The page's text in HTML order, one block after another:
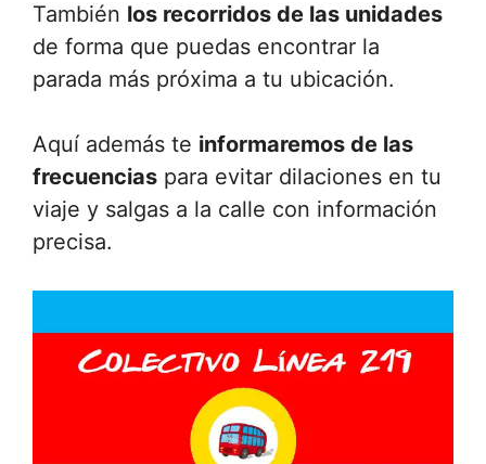
También los recorridos de las unidades
de forma que puedas encontrar la
parada más próxima a tu ubicación.
Aquí además te informaremos de las
frecuencias para evitar dilaciones en tu
viaje y salgas a la calle con información
precisa.